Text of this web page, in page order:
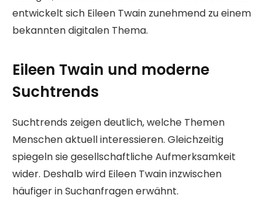
entwickelt sich Eileen Twain zunehmend zu einem
bekannten digitalen Thema.
Eileen Twain und moderne
Suchtrends
Suchtrends zeigen deutlich, welche Themen
Menschen aktuell interessieren. Gleichzeitig
spiegeln sie gesellschaftliche Aufmerksamkeit
wider. Deshalb wird Eileen Twain inzwischen
häufiger in Suchanfragen erwähnt.